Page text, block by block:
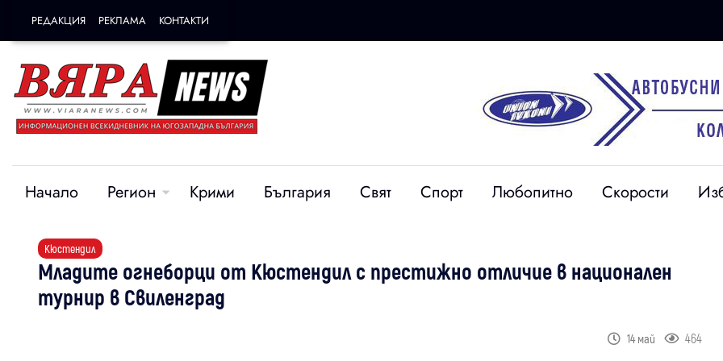
РЕДАКЦИЯ РЕКЛАМА КОНТАКТИ
Начало Регион Крими България Свят Спорт Любопитно Скорости
Кюстендил
Младите огнеборци от Кюстендил с престижно отличие в национален
турнир в Свиленград
14 май 464